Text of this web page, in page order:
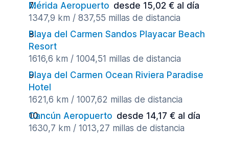
Mérida Aeropuerto desde 15,02 € al día
1347,9 km / 837,55 millas de distancia
Playa del Carmen Sandos Playacar Beach
Resort
1616,6 km / 1004,51 millas de distancia
Playa del Carmen Ocean Riviera Paradise
Hotel
1621,6 km / 1007,62 millas de distancia
Cancún Aeropuerto desde 14,17 € al día
1630,7 km / 1013,27 millas de distancia